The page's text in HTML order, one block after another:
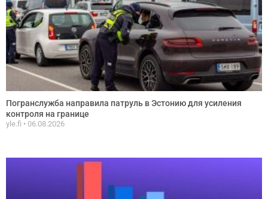
Погранслужба направила патруль в Эстонию для усиления
контроля на границе
yle.fi 06.08.2026